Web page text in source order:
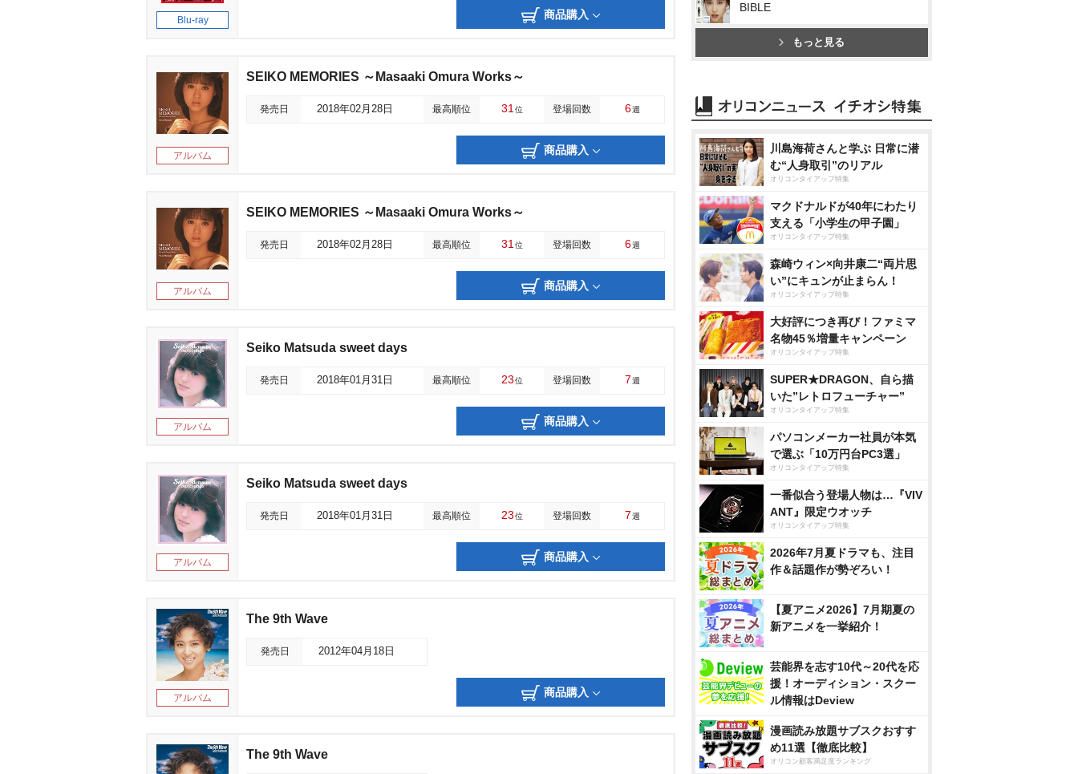
Blu-ray 商品購入
アルバム
SEIKO MEMORIES ～Masaaki Omura Works～
発売日 2018年02月28日 最高順位 31 位 登場回数 6週
商品購入
アルバム
SEIKO MEMORIES ～Masaaki Omura Works～
発売日 2018年02月28日 最高順位 31 位 登場回数 6週
商品購入
アルバム
Seiko Matsuda sweet days
発売日 2018年01月31日 最高順位 23位 登場回数 7週
商品購入
アルバム
Seiko Matsuda sweet days
発売日 2018年01月31日 最高順位 23位 登場回数 7週
商品購入
アルバム
The 9th Wave
発売日 2012年04月18日
商品購入
The 9th Wave
BIBLE
もっと見る
川島海荷さんと学ぶ 日常に潜
む“人身取引”のリアル
オリコンタイアップ特集
マクドナルドが40年にわたり
支える「小学生の甲子園」
オリコンタイアップ特集
森崎ウィン×向井康二“両片思
い”にキュンが止まらん！
オリコンタイアップ特集
大好評につき再び！ファミマ
名物45％増量キャンペーン
オリコンタイアップ特集
SUPER★DRAGON、自ら描
いた”レトロフューチャー”
オリコンタイアップ特集
パソコンメーカー社員が本気
で選ぶ「10万円台PC3選」
オリコンタイアップ特集
一番似合う登場人物は…『VIV
ANT』限定ウオッチ
オリコンタイアップ特集
2026年7月夏ドラマも、注目
作＆話題作が勢ぞろい！
【夏アニメ2026】7月期夏の
新アニメを一挙紹介！
芸能界を志す10代～20代を応
援！オーディション・スクー
ル情報はDeview
漫画読み放題サブスクおすす
め11選【徹底比較】
オリコン顧客満足度ランキング